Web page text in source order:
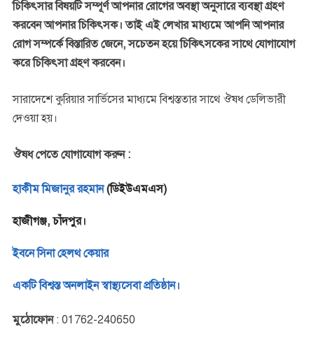
চিকিৎসার বিষয়টি সম্পূর্ণ আপনার রোগের অবস্থা অনুসারে ব্যবস্থা গ্রহণ
করবেন আপনার চিকিৎসক। তাই এই লেখার মাধ্যমে আপনি আপনার
রোগ সম্পর্কে বিস্তারিত জেনে, সচেতন হয়ে চিকিৎসকের সাথে যোগাযোগ
করে চিকিৎসা গ্রহণ করবেন।
সারাদেশে কুরিয়ার সার্ভিসের মাধ্যমে বিশ্বস্ততার সাথে ঔষধ ডেলিভারী
দেওয়া হয়।
ঔষধ পেতে যোগাযোগ করুন :
হাকীম মিজানুর রহমান(ডিইউএমএস)
হাজীগঞ্জ, চাঁদপুর।
ইবনে সিনা হেলথ কেয়ার
একটি বিশ্বস্ত অনলাইন স্বাস্থ্যসেবা প্রতিষ্ঠান।
মুঠোফোন: 01762-240650